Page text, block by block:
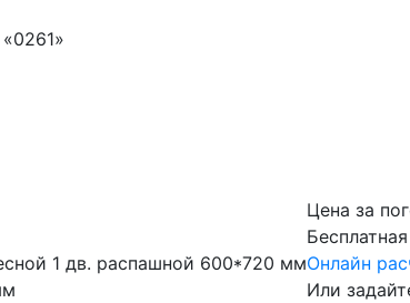
Цена за
1 дв. распашной 600*720 ммОнлайн
Или